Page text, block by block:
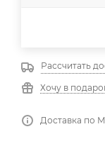
Рассчитать
Хочу в
Доставка по